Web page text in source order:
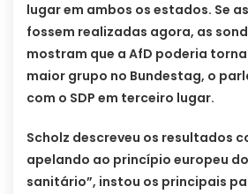
lugar em ambos os estados. Se
fossem realizadas agora, as
mostram que a AfD poderia
maior grupo no Bundestag, o
com o SDP em terceiro lugar.
Scholz descreveu os resultados
apelando ao princípio europeu
sanitário”, instou os principais